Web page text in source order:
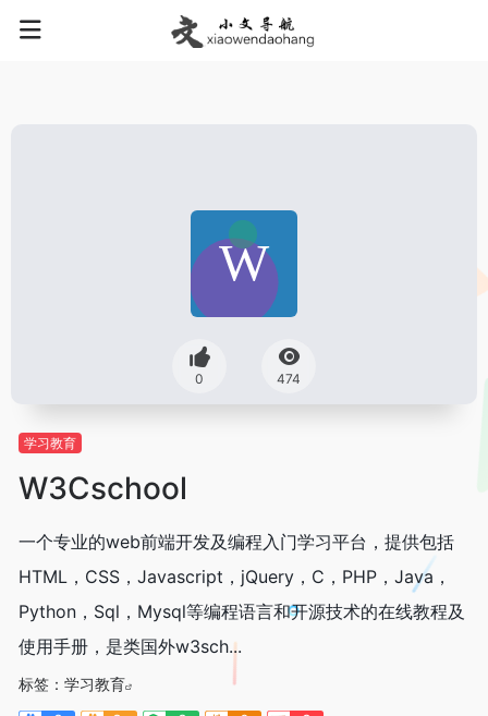
0 474
学习教育
W3Cschool
一个专业的web前端开发及编程入门学习平台，提供包括
HTML，CSS，Javascript，jQuery，C，PHP，Java，
Python，Sql，Mysql等编程语言和开源技术的在线教程及
使用手册，是类国外w3sch...
标签： 学习教育